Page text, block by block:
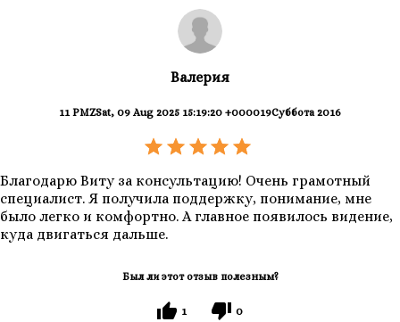
11 PMZSat, 09 Aug 2025 15:19:20 +000019Суббота 2016
Валерия
Благодарю Виту за консультацию! Очень грамотный
специалист. Я получила поддержку, понимание, мне
было легко и комфортно. А главное появилось видение,
куда двигаться дальше.
Был ли этот отзыв полезным?
1 0